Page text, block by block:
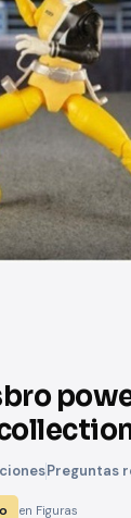
Preguntas
en Figuras